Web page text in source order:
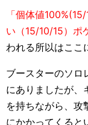
「個体値
い（15/10/15）ポ
われる所以はここ
ブースターのソロ
にありましたが、
を持ちながら、攻
にかかってくると